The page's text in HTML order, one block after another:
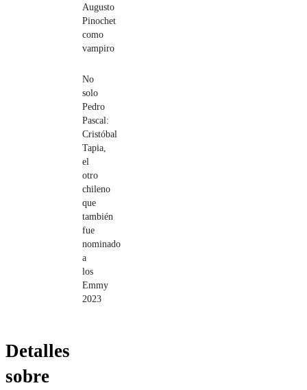
Augusto
Pinochet
como
vampiro
No
solo
Pedro
Pascal:
Cristóbal
Tapia,
el
otro
chileno
que
también
fue
nominado
a
los
Emmy
2023
Detalles
sobre